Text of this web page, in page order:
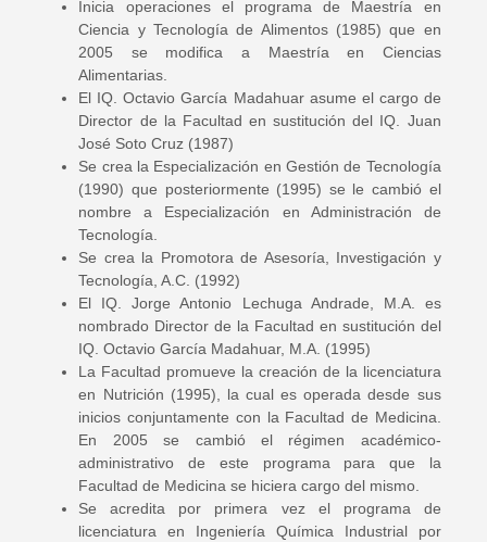
Inicia operaciones el programa de Maestría en
Ciencia y Tecnología de Alimentos (1985) que en
2005 se modifica a Maestría en Ciencias
Alimentarias.
El IQ. Octavio García Madahuar asume el cargo de
Director de la Facultad en sustitución del IQ. Juan
José Soto Cruz (1987)
Se crea la Especialización en Gestión de Tecnología
(1990) que posteriormente (1995) se le cambió el
nombre a Especialización en Administración de
Tecnología.
Se crea la Promotora de Asesoría, Investigación y
Tecnología, A.C. (1992)
El IQ. Jorge Antonio Lechuga Andrade, M.A. es
nombrado Director de la Facultad en sustitución del
IQ. Octavio García Madahuar, M.A. (1995)
La Facultad promueve la creación de la licenciatura
en Nutrición (1995), la cual es operada desde sus
inicios conjuntamente con la Facultad de Medicina.
En 2005 se cambió el régimen académico-
administrativo de este programa para que la
Facultad de Medicina se hiciera cargo del mismo.
Se acredita por primera vez el programa de
licenciatura en Ingeniería Química Industrial por